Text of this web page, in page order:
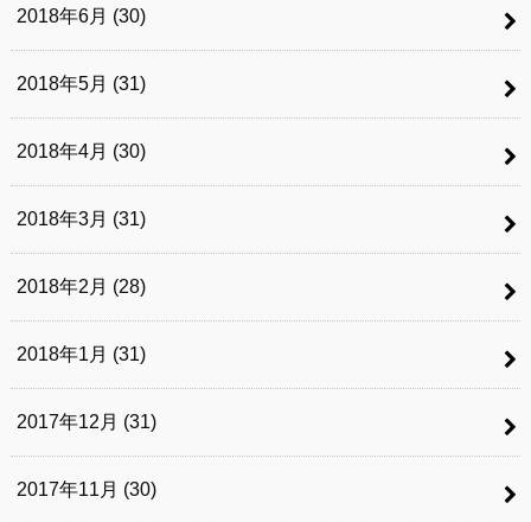
2018年6月 (30)
2018年5月 (31)
2018年4月 (30)
2018年3月 (31)
2018年2月 (28)
2018年1月 (31)
2017年12月 (31)
2017年11月 (30)